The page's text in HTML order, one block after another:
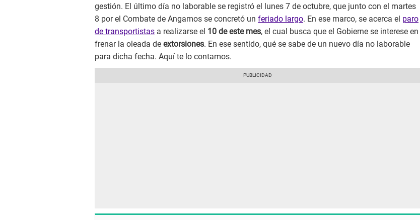
gestión. El último día no laborable se registró el lunes 7 de octubre, que junto con el martes
8 por el Combate de Angamos se concretó un feriado largo. En ese marco, se acerca el paro
de transportistas a realizarse el 10 de este mes, el cual busca que el Gobierne se interese en
frenar la oleada de extorsiones. En ese sentido, qué se sabe de un nuevo día no laborable
para dicha fecha. Aquí te lo contamos.